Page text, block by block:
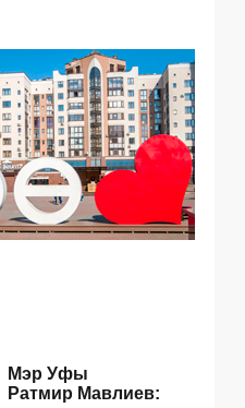
Мэр Уфы
Ратмир Мавлиев: